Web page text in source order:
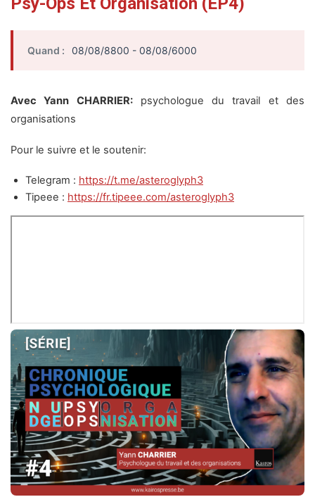
Quand : 08/08/8800 - 08/08/6000
Avec Yann CHARRIER:psychologue du travail et des
organisations
Pour le suivre et le soutenir:
Telegram : https://t.me/asteroglyph3
Tipeee : https://fr.tipeee.com/asteroglyph3